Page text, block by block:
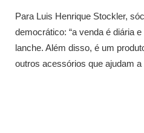
Para Luis Henrique Stockler,
democrático: “a venda é diária
lanche. Além disso, é um
outros acessórios que ajudam a